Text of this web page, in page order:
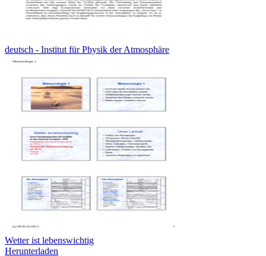
deutsch - Institut für Physik der Atmosphäre
Wetter ist lebenswichtig
Herunterladen